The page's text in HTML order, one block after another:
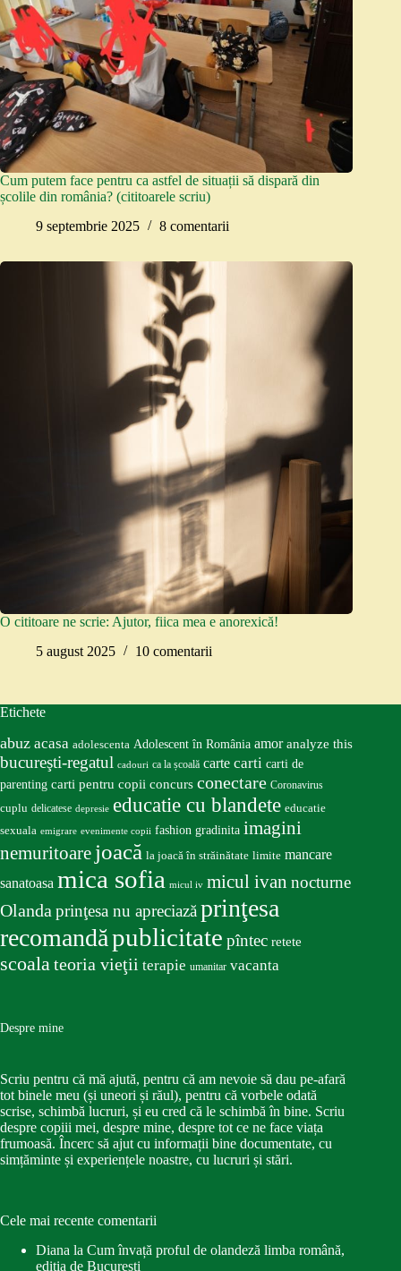
Cum putem face pentru ca astfel de situații să dispară din
școlile din românia? (cititoarele scriu)
9 septembrie 2025
8 comentarii
O cititoare ne scrie: Ajutor, fiica mea e anorexică!
5 august 2025
10 comentarii
Etichete
abuz acasa adolescenta Adolescent în România amor analyze this
bucureşti-regatul cadouri ca la școală carte carti carti de
parenting carti pentru copii concurs conectare Coronavirus
cuplu delicatese depresie educatie cu blandete educatie
sexuala emigrare evenimente copii fashion gradinita imagini
nemuritoare joacă la joacă în străinătate limite mancare
sanatoasa mica sofia micul iv micul ivan nocturne
Olandaprinţesa nu apreciazăprinţesa
recomandăpublicitate pîntec retete
scoalateoria vieţii terapie umanitar vacanta
Despre mine
Scriu pentru că mă ajută, pentru că am nevoie să dau pe-afară
tot binele meu (și uneori și răul), pentru că vorbele odată
scrise, schimbă lucruri, și eu cred că le schimbă în bine. Scriu
despre copiii mei, despre mine, despre tot ce ne face viața
frumoasă. Încerc să ajut cu informații bine documentate, cu
simțăminte și experiențele noastre, cu lucruri și stări.
Cele mai recente comentarii
Diana la Cum învață proful de olandeză limba română,
ediția de București